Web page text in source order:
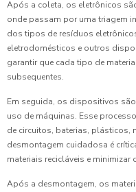
Após a coleta, os eletrônicos
onde passam por uma triagem
dos tipos de resíduos
eletrodomésticos e outros
garantir que cada tipo de
subsequentes.
Em seguida, os dispositivos
uso de máquinas. Esse
de circuitos, baterias, plásticos,
desmontagem cuidadosa é
materiais recicláveis e
Após a desmontagem, os